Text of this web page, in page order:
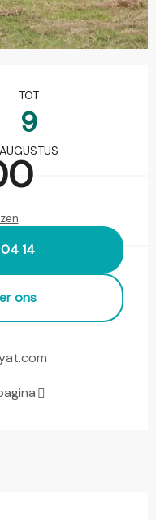
TOT
9
AUGUSTUS
14
ons